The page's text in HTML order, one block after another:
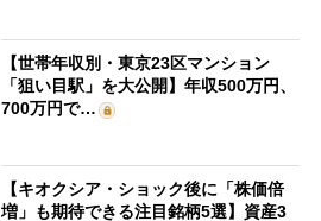
【世帯年収別・東京23区マンション
「狙い目駅」を大公開】年収500万円、
700万円で…
【キオクシア・ショック後に「株価倍
増」も期待できる注目銘柄5選】資産3